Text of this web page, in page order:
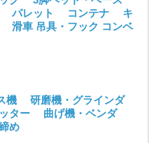
パレット コンテナ
キ
滑車 吊具・フック コンベ
機
研磨機・グラインダ
ター
曲げ機・ベンダ
め